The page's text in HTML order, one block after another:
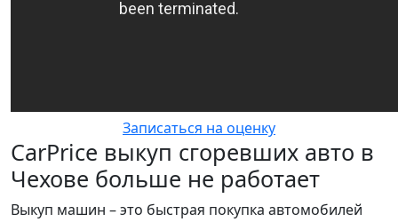
Записаться на оценку
CarPrice выкуп сгоревших авто в
Чехове больше не работает
Выкуп машин – это быстрая покупка автомобилей